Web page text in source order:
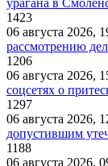
урагана в
1423
06 августа 2026,
рассмотрению
1206
06 августа 2026,
соцсетях о
1297
06 августа 2026,
допустившим
1188
06 августа 2026,